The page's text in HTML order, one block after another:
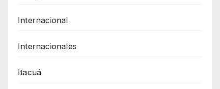
Internacional
Internacionales
Itacuá